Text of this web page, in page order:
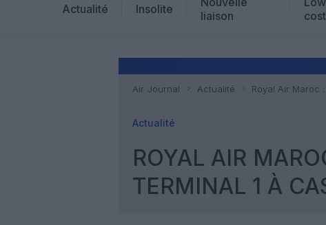
Actualité Insolite
liaison
cost
Air Journal Actualité Royal Air Maroc
Actualité
ROYAL AIR
TERMINAL 1 À